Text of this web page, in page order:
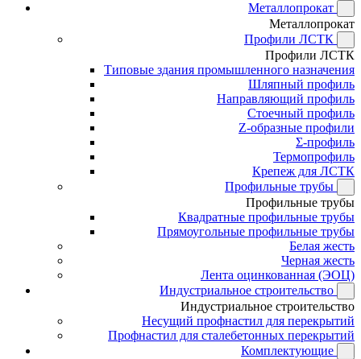
Металлопрокат
Металлопрокат
Профили ЛСТК
Профили ЛСТК
Типовые здания промышленного назначения
Шляпный профиль
Направляющий профиль
Стоечный профиль
Z-образные профили
Σ-профиль
Термопрофиль
Крепеж для ЛСТК
Профильные трубы
Профильные трубы
Квадратные профильные трубы
Прямоугольные профильные трубы
Белая жесть
Черная жесть
Лента оцинкованная (ЭОЦ)
Индустриальное строительство
Индустриальное строительство
Несущий профнастил для перекрытий
Профнастил для сталебетонных перекрытий
Комплектующие